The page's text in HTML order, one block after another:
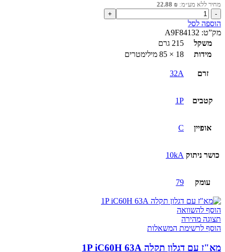
מחיר ללא מע״מ: 22.88 ₪
כמות
של
מא"ז
עם
דגלון
תקלה
iC60H
הוספה לסל
מק”ט: A9F84132
משקל
215 גרם
מידות
18 × 85 מילימטרים
זרם 32A
קטבים 1P
אופיין C
כושר ניתוק 10kA
עומק 79
הוסף להשוואה
תצוגה מהירה
הוסף לרשימת המשאלות
מא"ז עם דגלון תקלה 1P iC60H 63A